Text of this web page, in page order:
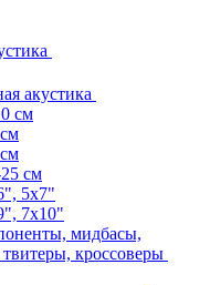
акустика
см
см
5х7"
7х10"
мидбасы,
кроссоверы